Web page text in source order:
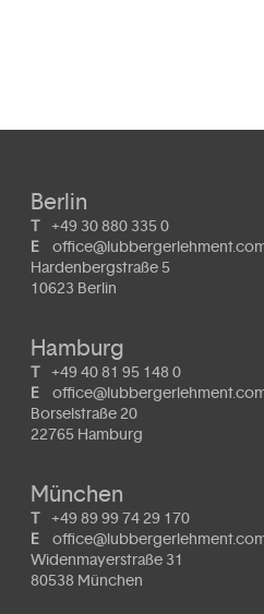
Berlin
T +49 30 880 335 0
E
Hardenbergstraße 5
10623 Berlin
Hamburg
T +49 40 81 95 148 0
E
Borselstraße 20
22765 Hamburg
München
T +49 89 99 74 29 170
E
Widenmayerstraße 31
80538 München